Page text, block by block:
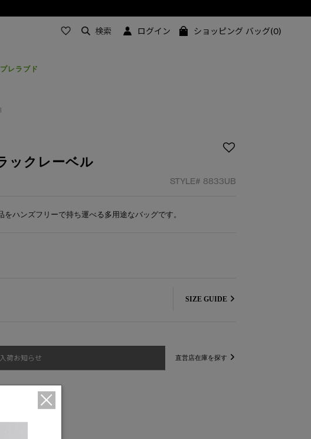
ラム はこちら
Goose
プレラブド
検索 ログイン ショッピング バッグ(0)
ックレーベル
STYLE# 8833UB
ハンズフリーで持ち運べる多用途なバッグです。
SIZE GUIDE
入荷お知らせ 直営店在庫を探す